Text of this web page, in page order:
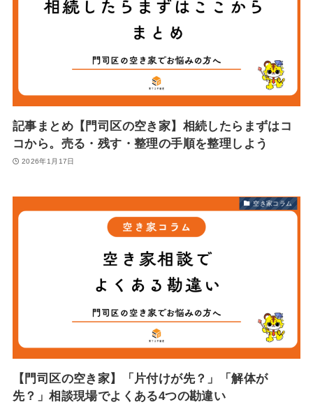
記事まとめ【門司区の空き家】相続したらまずはコ
コから。売る・残す・整理の手順を整理しよう
2026年1月17日
空き家コラム
【門司区の空き家】「片付けが先？」「解体が
先？」相談現場でよくある4つの勘違い